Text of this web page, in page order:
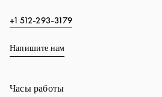
+1 512-293-3179
Напишите нам
Часы работы